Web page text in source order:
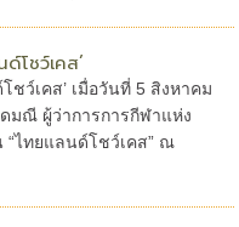
โชว์เคส’
ชว์เคส’ เมื่อวันที่ 5 สิงหาคม
มณี ผู้ว่าการการกีฬาแห่ง
“ไทยแลนด์โชว์เคส” ณ